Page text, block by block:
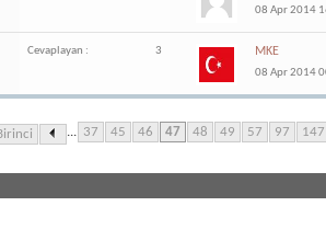
08 Apr 2014
Cevaplayan : 3 MKE
08 Apr 2014
... 37 45 46 47 48 49 57 97 147